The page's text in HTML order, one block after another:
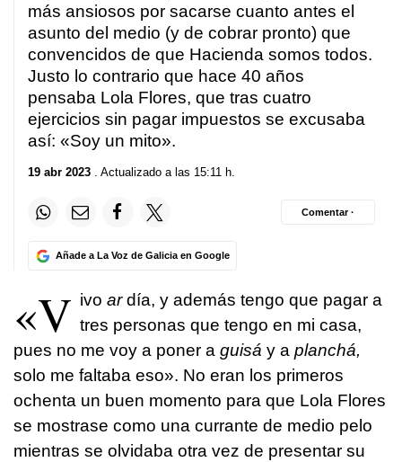
más ansiosos por sacarse cuanto antes el
asunto del medio (y de cobrar pronto) que
convencidos de que Hacienda somos todos.
Justo lo contrario que hace 40 años
pensaba Lola Flores, que tras cuatro
ejercicios sin pagar impuestos se excusaba
así: «Soy un mito».
19 abr 2023 . Actualizado a las 15:11 h.
Añade a La Voz de Galicia en Google
Comentar ·
«V ivo ardía, y además tengo que pagar a
tres personas que tengo en mi casa,
pues no me voy a poner a guisá y a planchá,
solo me faltaba eso». No eran los primeros
ochenta un buen momento para que Lola Flores
se mostrase como una currante de medio pelo
mientras se olvidaba otra vez de presentar su